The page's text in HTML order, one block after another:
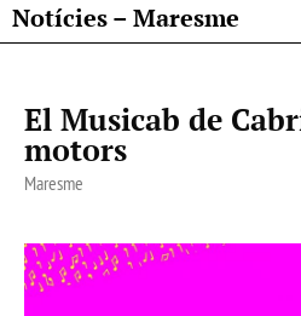
Notícies – Maresme
El Musicab de
motors
Maresme